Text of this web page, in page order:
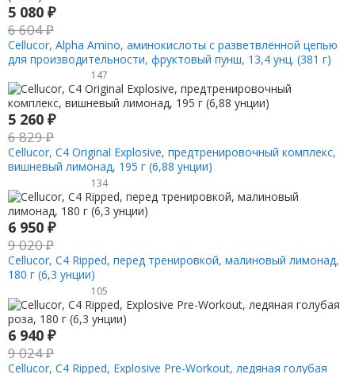
5 080 ₽
6 604₽
Cellucor, Alpha Amino, аминокислоты с разветвлённой цепью
для производительности, фруктовый пунш, 13,4 унц. (381 г)
147
5 260 ₽
6 829₽
Cellucor, C4 Original Explosive, предтренировочный комплекс,
вишневый лимонад, 195 г (6,88 унции)
134
6 950 ₽
9 020₽
Cellucor, C4 Ripped, перед тренировкой, малиновый лимонад,
180 г (6,3 унции)
105
6 940 ₽
9 024₽
Cellucor, C4 Ripped, Explosive Pre-Workout, ледяная голубая